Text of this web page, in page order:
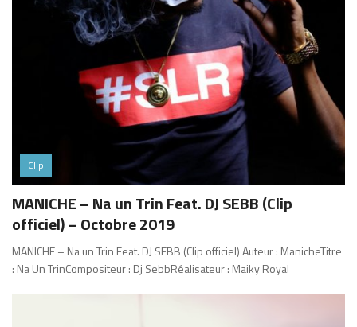
Clip
MANICHE – Na un Trin Feat. DJ SEBB (Clip
officiel) – Octobre 2019
MANICHE – Na un Trin Feat. DJ SEBB (Clip officiel) Auteur : ManicheTitre
: Na Un TrinCompositeur : Dj SebbRéalisateur : Maiky Royal